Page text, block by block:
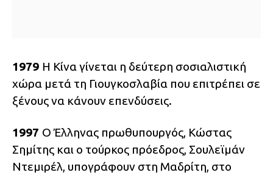
1979 Η Κίνα γίνεται η δεύτερη σοσιαλιστική
χώρα μετά τη Γιουγκοσλαβία που επιτρέπει σε
ξένους να κάνουν επενδύσεις.
1997 Ο Έλληνας πρωθυπουργός, Κώστας
Σημίτης και ο τούρκος πρόεδρος, Σουλεϊμάν
Ντεμιρέλ, υπογράφουν στη Μαδρίτη, στο